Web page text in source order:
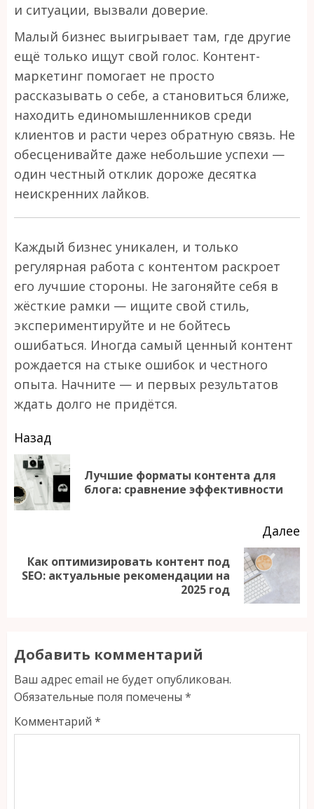
и ситуации, вызвали доверие.
Малый бизнес выигрывает там, где другие
ещё только ищут свой голос. Контент-
маркетинг помогает не просто
рассказывать о себе, а становиться ближе,
находить единомышленников среди
клиентов и расти через обратную связь. Не
обесценивайте даже небольшие успехи —
один честный отклик дороже десятка
неискренних лайков.
Каждый бизнес уникален, и только
регулярная работа с контентом раскроет
его лучшие стороны. Не загоняйте себя в
жёсткие рамки — ищите свой стиль,
экспериментируйте и не бойтесь
ошибаться. Иногда самый ценный контент
рождается на стыке ошибок и честного
опыта. Начните — и первых результатов
ждать долго не придётся.
Продолжить
чтение
Назад
Лучшие форматы контента для
блога: сравнение эффективности
Далее
Следующая
Как оптимизировать контент под
SEO: актуальные рекомендации на
2025 год
Добавить комментарий
Ваш адрес email не будет опубликован.
Обязательные поля помечены *
Комментарий *